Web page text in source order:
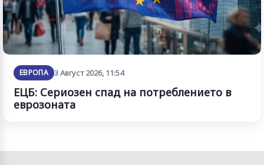
ЕВРОПА 3 Август 2026, 11:54
ЕЦБ: Сериозен спад на потреблението в
еврозоната